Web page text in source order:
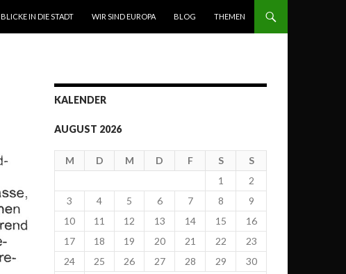
BLICKE IN DIE STADT WIR SIND EUROPA BLOG THEMEN
KALENDER
AUGUST 2026
M D M D F S
S
1
2
3
4 5 6 7 8
9
10
11 12 13 14 15
16
17
18 19 20 21 22
23
24
25 26 27 28 29
30